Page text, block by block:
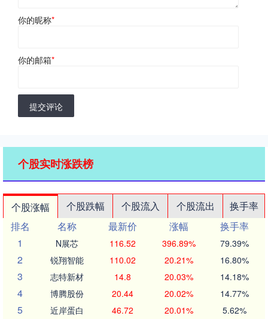
你的昵称*
你的邮箱*
提交评论
个股实时涨跌榜
个股涨幅 个股跌幅 个股流入 个股流出
换手率
排名
名称 最新价 涨幅
换手率
1
N展芯 116.52 396.89% 79.39%
2 锐翔智能 110.02 20.21% 16.80%
3 志特新材 14.8 20.03% 14.18%
4 博腾股份 20.44 20.02% 14.77%
5 近岸蛋白 46.72 20.01% 5.62%